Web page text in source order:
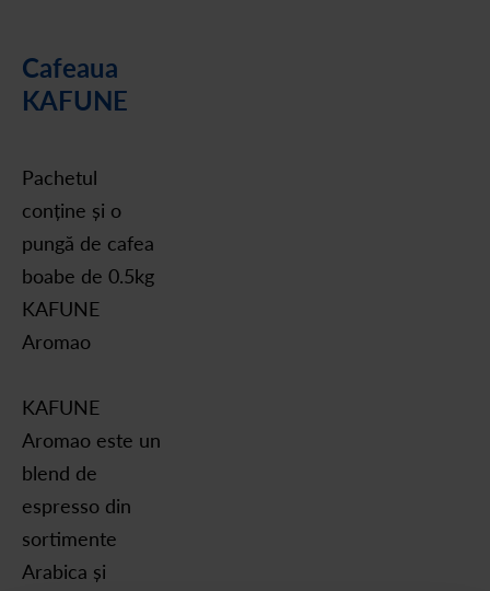
Cafeaua
KAFUNE
Pachetul
conține și o
pungă de cafea
boabe de 0.5kg
KAFUNE
Aromao
KAFUNE
Aromao este un
blend de
espresso din
sortimente
Arabica și